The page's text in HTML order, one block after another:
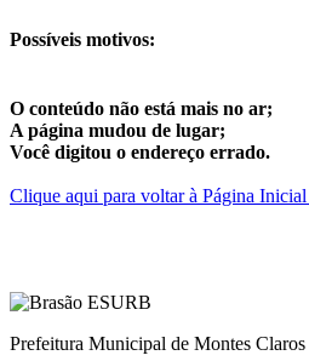
Possíveis motivos:
O conteúdo não está mais no ar;
A página mudou de lugar;
Você digitou o endereço errado.
Clique aqui para voltar à Página
Prefeitura Municipal de Montes Claros